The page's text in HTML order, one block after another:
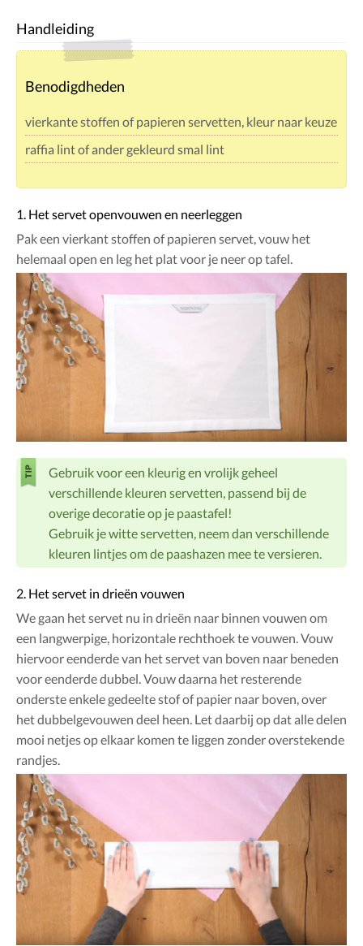
Handleiding
Benodigdheden
vierkante stoffen of papieren servetten, kleur naar keuze
raffia lint of ander gekleurd smal lint
1. Het servet openvouwen en neerleggen
Pak een vierkant stoffen of papieren servet, vouw het
helemaal open en leg het plat voor je neer op tafel.
Gebruik voor een kleurig en vrolijk geheel
verschillende kleuren servetten, passend bij de
overige decoratie op je paastafel!
Gebruik je witte servetten, neem dan verschillende
kleuren lintjes om de paashazen mee te versieren.
2. Het servet in drieën vouwen
We gaan het servet nu in drieën naar binnen vouwen om
een langwerpige, horizontale rechthoek te vouwen. Vouw
hiervoor eenderde van het servet van boven naar beneden
voor eenderde dubbel. Vouw daarna het resterende
onderste enkele gedeelte stof of papier naar boven, over
het dubbelgevouwen deel heen. Let daarbij op dat alle delen
mooi netjes op elkaar komen te liggen zonder overstekende
randjes.